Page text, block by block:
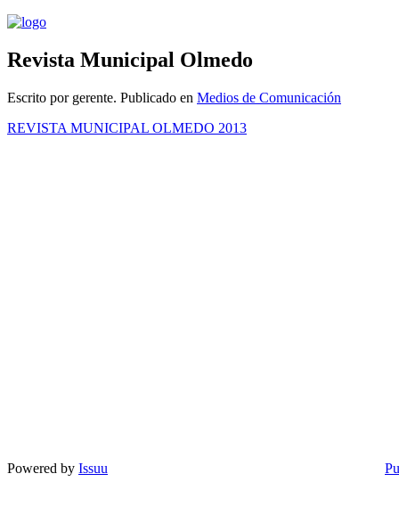
Revista Municipal Olmedo
Escrito por gerente. Publicado en Medios de Comunicación
REVISTA MUNICIPAL OLMEDO 2013
Powered by Issuu